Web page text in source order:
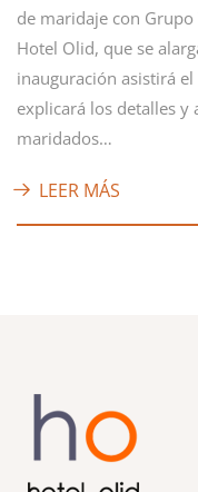
de maridaje con Grupo
Hotel Olid, que se
inauguración asistirá
explicará los detalles y
maridados…
LEER MÁS